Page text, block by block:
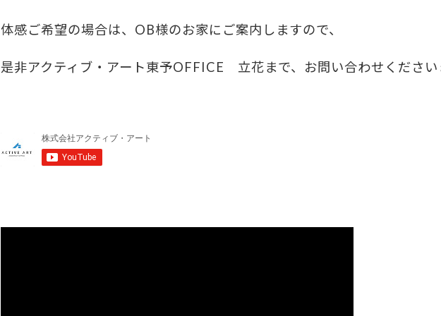
体感ご希望の場合は、OB様のお家にご案内しますので、
是非アクティブ・アート東予OFFICE 立花まで、お問い合わせください